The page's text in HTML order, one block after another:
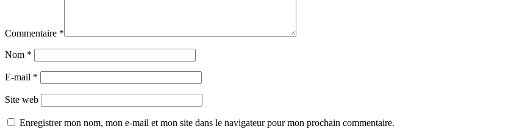
Commentaire *
Nom *
E-mail *
Site web
Enregistrer mon nom, mon e-mail et mon site dans le navigateur pour mon prochain commentaire.